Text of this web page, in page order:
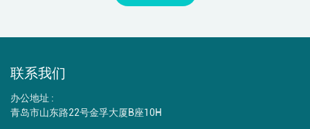
联系我们
办公地址 :
青岛市山东路22号金孚大厦B座10H